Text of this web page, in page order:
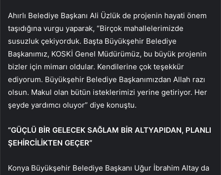
Ahırlı Belediye Başkanı Ali Üzlük de projenin hayati önem
taşıdığına vurgu yaparak, “Birçok mahallelerimizde
susuzluk çekiyorduk. Başta Büyükşehir Belediye
Başkanımız, KOSKİ Genel Müdürümüz, bu büyük projenin
bizler için mimarı oldular. Kendilerine çok teşekkür
ediyorum. Büyükşehir Belediye Başkanımızdan Allah razı
olsun. Makul olan bütün isteklerimizi yerine getiriyor. Her
şeyde yardımcı oluyor” diye konuştu.
“GÜÇLÜ BİR GELECEK SAĞLAM BİR ALTYAPIDAN, PLANLI
ŞEHİRCİLİKTEN GEÇER”
Konya Büyükşehir Belediye Başkanı Uğur İbrahim Altay da